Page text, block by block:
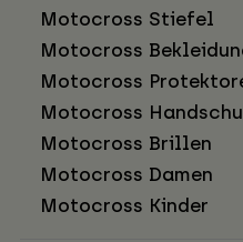
Motocross Stiefel
Motocross
Motocross
Motocross
Motocross Brillen
Motocross Damen
Motocross Kinder